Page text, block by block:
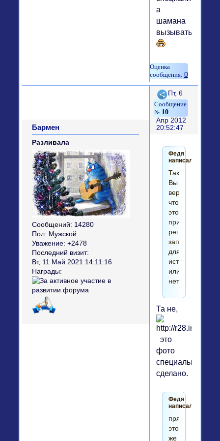
а
шамана
вызывать.
0
Поделиться
10
Пт, 6
Апр 2012
20:52:47
Бармен
Разливала
Сообщений: 14280
Пол: Мужской
Уважение: +2478
Последний визит:
Вт, 11 Май 2021 14:11:16
Награды:
Федя
написал(а):
Так
Вы
верите
что
это
призрак
решил
запечатлеться
для
истории
или
нет?
Та не,
это
фото
специально
сделано.
Федя
написал(а):
прям
это-
же